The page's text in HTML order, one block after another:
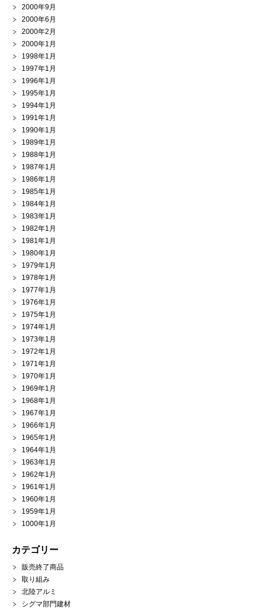
2000年9月
2000年6月
2000年2月
2000年1月
1998年1月
1997年1月
1996年1月
1995年1月
1994年1月
1991年1月
1990年1月
1989年1月
1988年1月
1987年1月
1986年1月
1985年1月
1984年1月
1983年1月
1982年1月
1981年1月
1980年1月
1979年1月
1978年1月
1977年1月
1976年1月
1975年1月
1974年1月
1973年1月
1972年1月
1971年1月
1970年1月
1969年1月
1968年1月
1967年1月
1966年1月
1965年1月
1964年1月
1963年1月
1962年1月
1961年1月
1960年1月
1959年1月
1000年1月
カテゴリー
販売終了商品
取り組み
北陸アルミ
シグマ部門建材